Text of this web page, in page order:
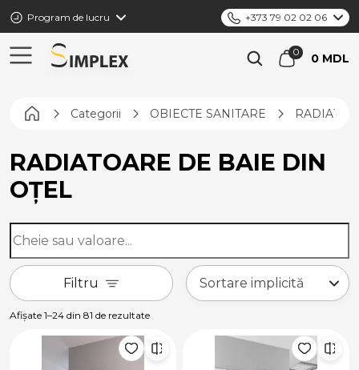
Program de lucru +373 79 02 02 06
0 MDL
Pagina principală
Categorii OBIECTE SANITARE
RADIATOARE DE BAIE DIN
OȚEL
Filtru
Afișate 1–24 din 81 de rezultate